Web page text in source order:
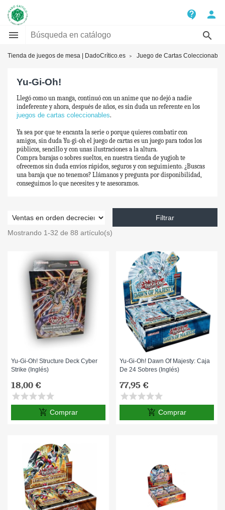
contact_support
person


Tienda de juegos de mesa | DadoCrítico.es Juego de Cartas
Yu-Gi-Oh!
Llegó como un manga, continuó con un anime que no dejó a nadie
indeferente y ahora, después de años, es sin duda un referente en los
juegos de cartas coleccionables.
Ya sea por que te encanta la serie o porque quieres combatir con
amigos, sin duda Yu-gi-oh el juego de cartas es un juego para todos los
públicos, sencillo y con unas ilustraciones a la altura.
Compra barajas o sobres sueltos, en nuestra tienda de yugioh te
ofrecemos sin duda envíos rápidos, seguros y con seguimiento. ¿Buscas
una baraja que no tenemos? Llámanos y pregunta por disponibilidad,
conseguimos lo que necesites y te asesoramos.
Filtrar
Mostrando 1-32 de 88 artículo(s)
Yu-Gi-Oh! Structure Deck Cyber
Strike (Inglés)
18,00 €
starstarstarstarstar
add_shopping_cart Comprar
Yu-Gi-Oh! Dawn Of Majesty: Caja
De 24 Sobres (Inglés)
77,95 €
starstarstarstarstar
add_shopping_cart Comprar